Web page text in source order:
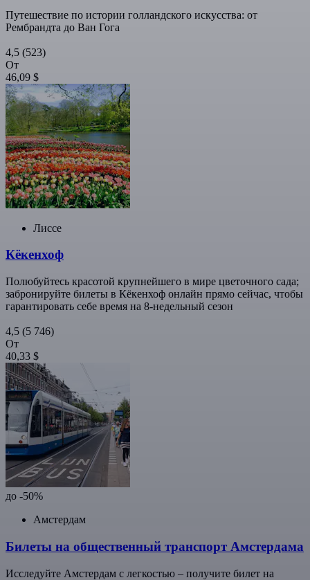
Путешествие по истории голландского искусства: от
Рембрандта до Ван Гога
4,5 (523)
От
46,09 $
Лиссе
Кёкенхоф
Полюбуйтесь красотой крупнейшего в мире цветочного сада;
забронируйте билеты в Кёкенхоф онлайн прямо сейчас, чтобы
гарантировать себе время на 8-недельный сезон
4,5 (5 746)
От
40,33 $
до -50%
Амстердам
Билеты на общественный транспорт Амстердама
Исследуйте Амстердам с легкостью – получите билет на